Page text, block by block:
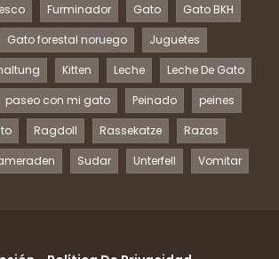
Furminador Gato
Gato BKH
Gato forestal noruego
Juguetes
Kitten Leche
Leche De Gato
paseo con mi gato Peinado
peines
Ragdoll Rassekatze
Razas
Sudar Unterfell Vomitar